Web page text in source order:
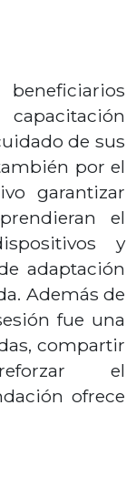
de sus
por el
garantizar
el
y
adaptación
Además de
fue una
compartir
el
ofrece